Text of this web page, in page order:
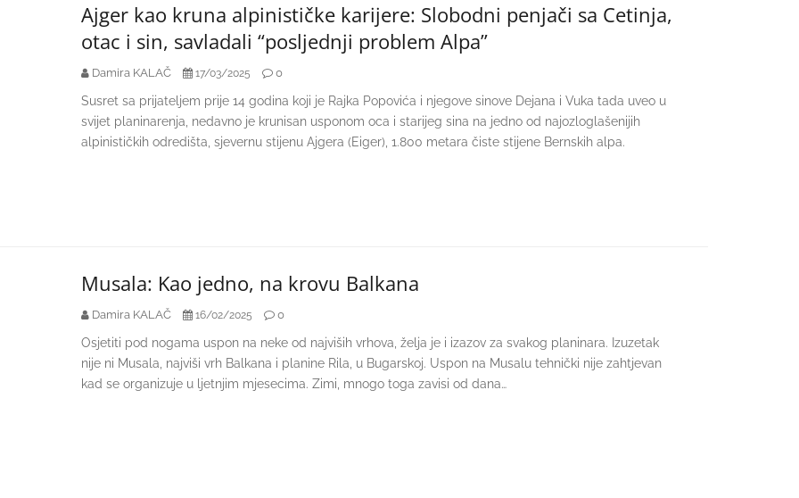
Ajger kao kruna alpinističke karijere: Slobodni penjači sa Cetinja,
otac i sin, savladali “posljednji problem Alpa”
Damira KALAČ 17/03/2025 0
Susret sa prijateljem prije 14 godina koji je Rajka Popovića i njegove sinove Dejana i Vuka tada uveo u
svijet planinarenja, nedavno je krunisan usponom oca i starijeg sina na jedno od najozloglašenijih
alpinističkih odredišta, sjevernu stijenu Ajgera (Eiger), 1.800 metara čiste stijene Bernskih alpa.
Musala: Kao jedno, na krovu Balkana
Damira KALAČ 16/02/2025 0
Osjetiti pod nogama uspon na neke od najviših vrhova, želja je i izazov za svakog planinara. Izuzetak
nije ni Musala, najviši vrh Balkana i planine Rila, u Bugarskoj. Uspon na Musalu tehnički nije zahtjevan
kad se organizuje u ljetnjim mjesecima. Zimi, mnogo toga zavisi od dana…